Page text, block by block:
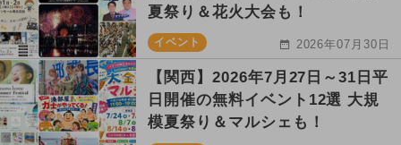
夏祭り＆花火大会も！
イベント 2026年07月30日
【関西】2026年7月27日～31日平
日開催の無料イベント12選 大規
模夏祭り＆マルシェも！